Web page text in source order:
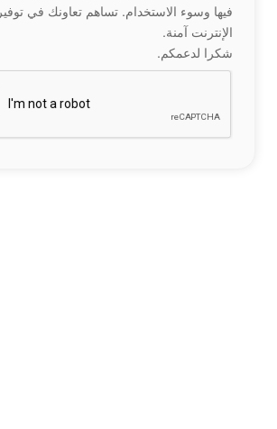
فيها وسوء الاستخدام. تساهم تعاونك في
الإنترنت آمنة.
شكرا لدعمكم.